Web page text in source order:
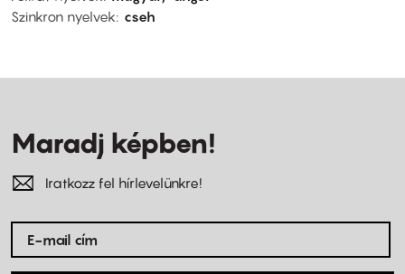
Szinkron nyelvek
cseh
Maradj képben!
Iratkozz fel hírlevelünkre!